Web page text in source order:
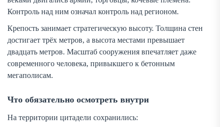
Контроль над ним означал контроль над регионом.
Крепость занимает стратегическую высоту. Толщина стен
достигает трёх метров, а высота местами превышает
двадцать метров. Масштаб сооружения впечатляет даже
современного человека, привыкшего к бетонным
мегаполисам.
Что обязательно осмотреть внутри
На территории цитадели сохранились: